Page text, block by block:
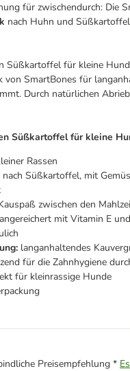
für zwischendurch:
nach Huhn und Süßkartoffel
Süßkartoffel für kleine
von SmartBones für
Durch natürlichen
Süßkartoffel für kleine
Rassen
nach Süßkartoffel, mit
zwischen den
angereichert mit Vitamin E
langanhaltendes
für die Zahnhygiene
für kleinrassige Hunde
Preisempfehlung *